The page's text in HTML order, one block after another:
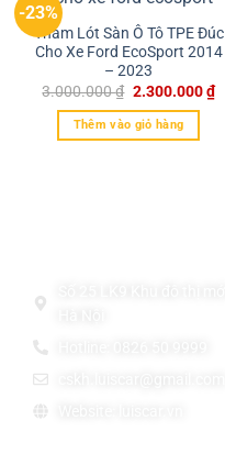
-23%
Thảm Lót Sàn Ô Tô TPE Đúc
Cho Xe Ford EcoSport 2014
– 2023
3.000.000₫ 2.300.000₫
Thêm vào giỏ hàng